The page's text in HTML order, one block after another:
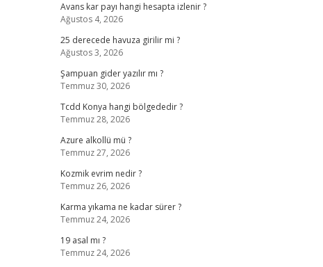
Avans kar payı hangi hesapta izlenir ?
Ağustos 4, 2026
25 derecede havuza girilir mi ?
Ağustos 3, 2026
Şampuan gider yazılır mı ?
Temmuz 30, 2026
Tcdd Konya hangi bölgededir ?
Temmuz 28, 2026
Azure alkollü mü ?
Temmuz 27, 2026
Kozmik evrim nedir ?
Temmuz 26, 2026
Karma yıkama ne kadar sürer ?
Temmuz 24, 2026
19 asal mı ?
Temmuz 24, 2026